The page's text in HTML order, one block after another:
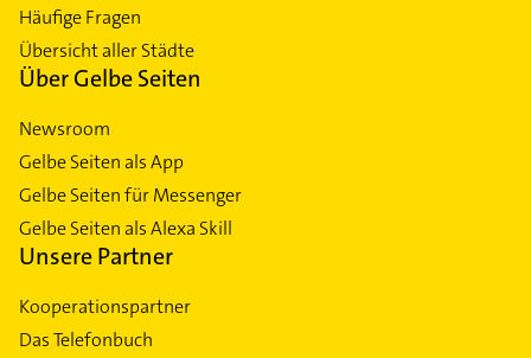
Häufige Fragen
Übersicht aller Städte
Über Gelbe Seiten
Newsroom
Gelbe Seiten als App
Gelbe Seiten für Messenger
Gelbe Seiten als Alexa Skill
Unsere Partner
Kooperationspartner
Das Telefonbuch